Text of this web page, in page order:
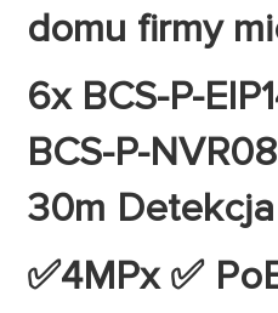
domu firmy
6x BCS-P-
BCS-P-
30m
✅4MPx ✅